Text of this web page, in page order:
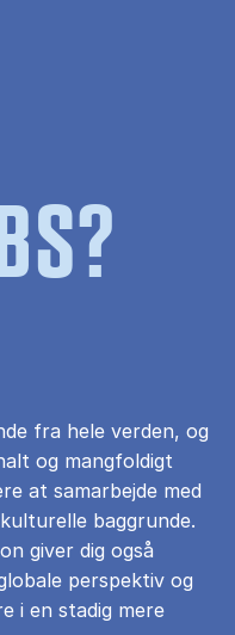
fra hele verden, og
og mangfoldigt
at samarbejde med
baggrunde.
giver dig også
perspektiv og
i en stadig mere